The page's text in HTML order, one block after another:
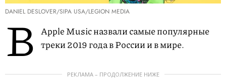
DANIEL DESLOVER/SIPA USA/LEGION MEDIA
В Apple Music назвали самые популярные
треки 2019 года в России и в мире.
РЕКЛАМА – ПРОДОЛЖЕНИЕ НИЖЕ